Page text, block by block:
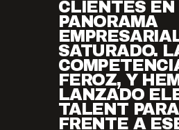
CLIENTES EN
PANORAMA
SATURADO.
FEROZ, Y
LANZADO
TALENT
FRENTE A